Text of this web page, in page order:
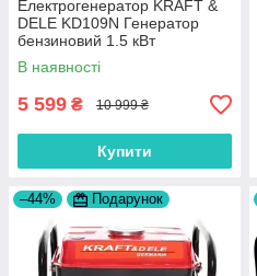
Електрогенератор KRAFT &
DELE KD109N Генератор
бензиновий 1.5 кВт
В наявності
5 599 ₴ 10 999 ₴
Купити
–44% Подарунок